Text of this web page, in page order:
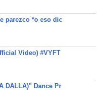
parezco *o eso dic
Video) #VYFT
DALLA)" Dance Pr